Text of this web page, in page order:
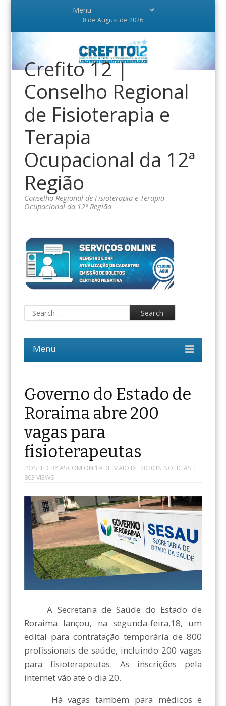
8 de August de 2026
Crefito 12 |
Conselho Regional
de Fisioterapia e
Terapia
Ocupacional da 12ª
Região
Conselho Regional de Fisioterapia e Terapia
Ocupacional da 12ª Região
Governo do Estado de
Roraima abre 200
vagas para
fisioterapeutas
POSTED BYASCOM ON 19 DE MAIO DE 2020IN NOTÍCIAS |
803 VIEWS
A Secretaria de Saúde do Estado de
Roraima lançou, na segunda-feira,18, um
edital para contratação temporária de 800
profissionais de saúde, incluindo 200 vagas
para fisioterapeutas. As inscrições pela
internet vão até o dia 20.
Há vagas também para médicos e